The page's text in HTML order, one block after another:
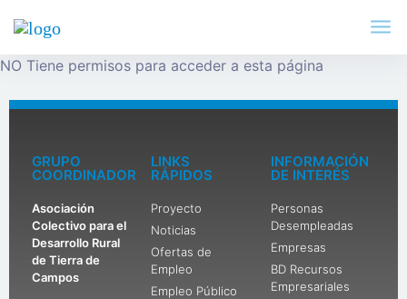
NO Tiene permisos para acceder a esta página
GRUPO
COORDINADOR
Asociación
Colectivo para el
Desarrollo Rural
de Tierra de
Campos
LINKS
RÁPIDOS
Proyecto
Noticias
Ofertas de
Empleo
Empleo Público
INFORMACIÓN
DE INTERÉS
Personas
Desempleadas
Empresas
BD Recursos
Empresariales